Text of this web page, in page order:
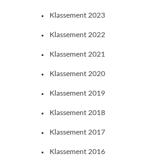
Klassement 2023
Klassement 2022
Klassement 2021
Klassement 2020
Klassement 2019
Klassement 2018
Klassement 2017
Klassement 2016